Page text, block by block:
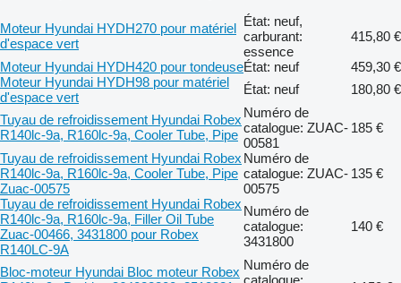
Moteur Hyundai HYDH270 pour matériel
d'espace vert
État: neuf,
carburant:
essence
415,80 €
Moteur Hyundai HYDH420 pour tondeuseÉtat: neuf
459,30 €
Moteur Hyundai HYDH98 pour matériel
d'espace vert
État: neuf
180,80 €
Tuyau de refroidissement Hyundai Robex
R140lc-9a, R160lc-9a, Cooler Tube, Pipe
Numéro de
catalogue: ZUAC-
00581
185 €
Tuyau de refroidissement Hyundai Robex
R140lc-9a, R160lc-9a, Cooler Tube, Pipe
Zuac-00575
Numéro de
catalogue: ZUAC-
00575
135 €
Tuyau de refroidissement Hyundai Robex
R140lc-9a, R160lc-9a, Filler Oil Tube
Zuac-00466, 3431800 pour Robex
R140LC-9A
Numéro de
catalogue:
3431800
140 €
Bloc-moteur Hyundai Bloc moteur Robex Numéro de
catalogue: